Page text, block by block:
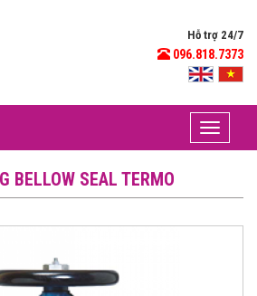
Hỗ trợ 24/7
096.818.7373
Toggle
BELLOW SEAL TERMO